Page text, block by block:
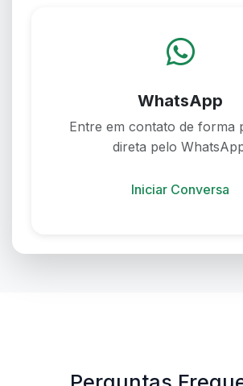
WhatsApp
Entre em contato de forma
direta pelo
Iniciar Conversa